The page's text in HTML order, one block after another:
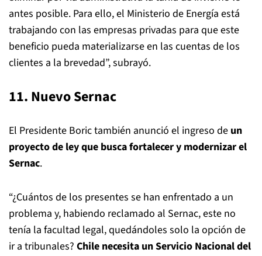
antes posible. Para ello, el Ministerio de Energía está
trabajando con las empresas privadas para que este
beneficio pueda materializarse en las cuentas de los
clientes a la brevedad”, subrayó.
11. Nuevo Sernac
El Presidente Boric también anunció el ingreso de un
proyecto de ley que busca fortalecer y modernizar el
Sernac.
“¿Cuántos de los presentes se han enfrentado a un
problema y, habiendo reclamado al Sernac, este no
tenía la facultad legal, quedándoles solo la opción de
ir a tribunales? Chile necesita un Servicio Nacional del